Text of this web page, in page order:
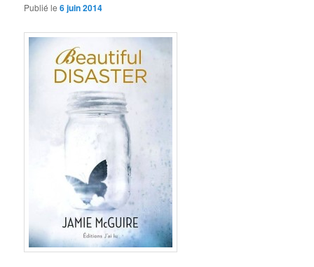
Publié le6 juin 2014